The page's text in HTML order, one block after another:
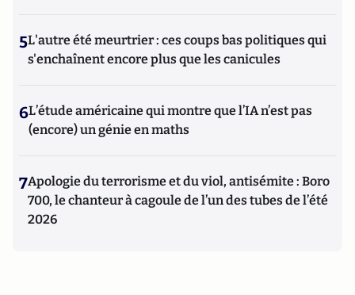
5L'autre été meurtrier : ces coups bas politiques qui
s'enchaînent encore plus que les canicules
6L’étude américaine qui montre que l’IA n’est pas
(encore) un génie en maths
7Apologie du terrorisme et du viol, antisémite : Boro
700, le chanteur à cagoule de l’un des tubes de l’été
2026